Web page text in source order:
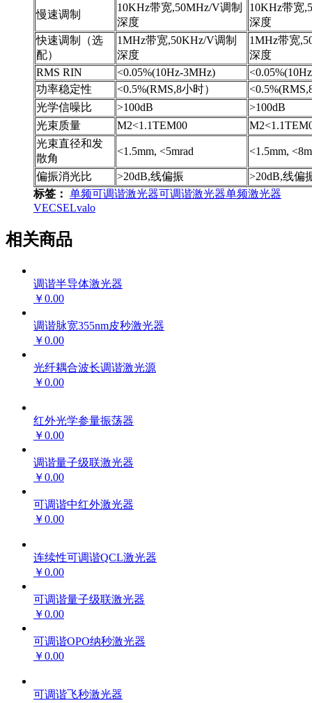
慢速调制
10KHz带宽,50MHz/V调制
深度
10KHz带宽
深度
快速调制（选
配）
1MHz带宽,50KHz/V调制
深度
1MHz带宽
深度
RMS RIN
<0.05%(10Hz-3MHz)
功率稳定性
<0.5%(RMS,8小时）
光学信噪比
>100dB
>100dB
光束质量
M2<1.1TEM00
光束直径和发
散角
<1.5mm, <5mrad <1.5mm,
偏振消光比 >20dB,线偏振
>20dB,线偏
标签： 单频可调谐激光器可调谐激光器单频激光器
VECSELvalo
相关商品
调谐半导体激光器
￥0.00
调谐脉宽355nm皮秒激光器
￥0.00
光纤耦合波长调谐激光源
￥0.00
红外光学参量振荡器
￥0.00
调谐量子级联激光器
￥0.00
可调谐中红外激光器
￥0.00
连续性可调谐QCL激光器
￥0.00
可调谐量子级联激光器
￥0.00
可调谐OPO纳秒激光器
￥0.00
可调谐飞秒激光器